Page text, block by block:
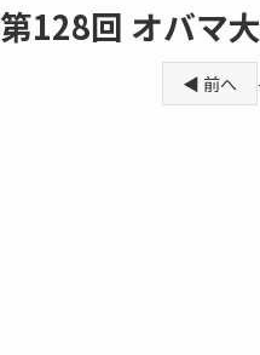
第128回 オバマ
◀ 前へ